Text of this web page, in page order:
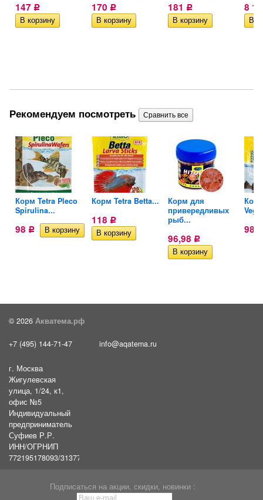
147 Р 170 Р 181 Р 8
Рекомендуем посмотреть
Корм Tetra Pleco
Spirulina...
98 Р
Корм Tetra Betta...
118 Р
Корм для
привередливых
рыб...
96,98 Р
98
© 2026 Акватема.рф
+7 (495) 144-71-47 info@aqatema.ru
г. Москва
Жигулевская
улица, 1/24, к1,
офис №5
Индивидуальный
предприниматель
Суфиев Р.Р.
ИНН/ОГРНИП
772195178093/31377461610054
Подписаться на акции, скидки, новинки :